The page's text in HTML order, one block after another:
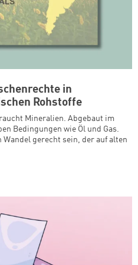
in
Rohstoffe
Mineralien. Abgebaut im
Bedingungen wie Öl und Gas.
gerecht sein, der auf alten